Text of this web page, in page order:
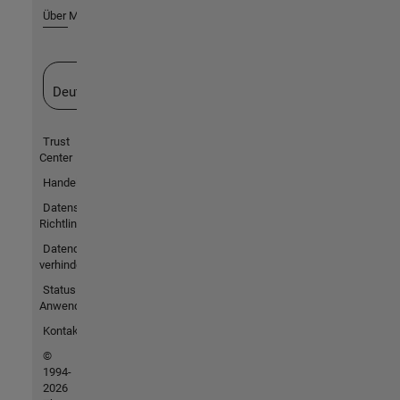
Über MathWorks
Deutschland
Trust
Center
Handelsmarken
Datenschutz-
Richtlinien
Datendiebstahl
verhindern
Status von
Anwendungen
Kontakt
©
1994-
2026